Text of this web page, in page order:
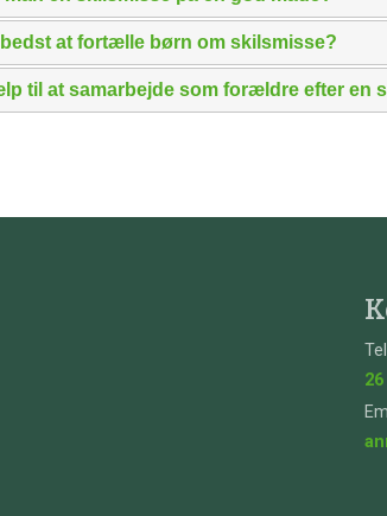
at fortælle børn om skilsmisse?
til at samarbejde som forældre efter en
26